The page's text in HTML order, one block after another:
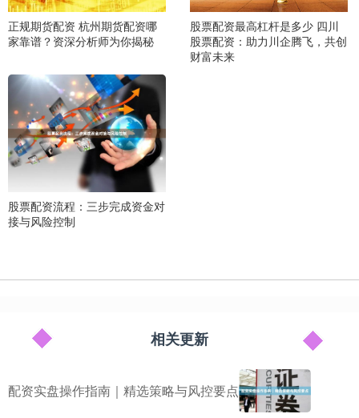
正规期货配资 杭州期货配资哪
家靠谱？资深分析师为你揭秘
股票配资最高杠杆是多少 四川
股票配资：助力川企腾飞，共创
财富未来
股票配资流程：三步完成资金对
接与风险控制
相关更新
配资实盘操作指南｜精选策略与风控要点